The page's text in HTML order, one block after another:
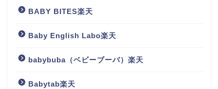
BABY BITES楽天
Baby English Labo楽天
babybuba（ベビーブーバ）楽天
Babytab楽天